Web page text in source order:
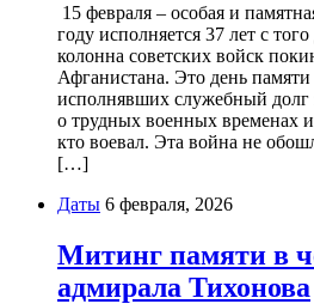
15 февраля – особая и
году исполняется 37 лет с
колонна советских войск
Афганистана. Это день памяти
исполнявших служебный долг
о трудных военных временах
кто воевал. Эта война не
[…]
Даты 6 февраля, 2026
Митинг памяти в
адмирала Тихонова